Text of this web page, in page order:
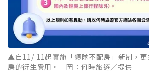
▲自11/ 11起實施「領隊不配房」新制，更
房的衍生費用。 圖：何時旅遊／提供